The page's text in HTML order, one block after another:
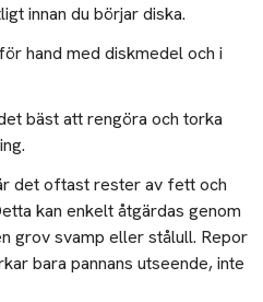
innan du börjar diska.
hand med diskmedel och i
bäst att rengöra och torka
det oftast rester av fett och
kan enkelt åtgärdas genom
grov svamp eller stålull. Repor
bara pannans utseende, inte